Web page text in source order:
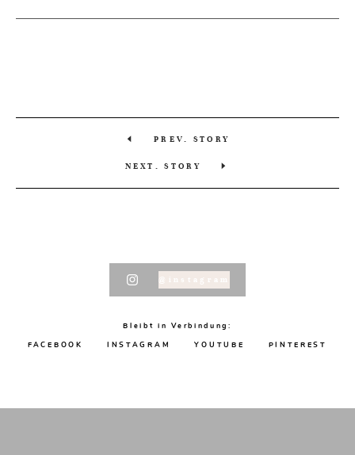
PREV. STORY
NEXT. STORY
@instagram
Bleibt in Verbindung:
FACEBOOK
INSTAGRAM YOUTUBE PINTEREST